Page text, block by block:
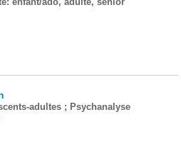
adultes ; Psychanalyse